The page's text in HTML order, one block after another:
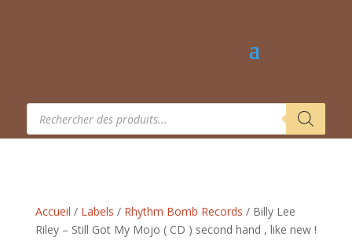
Recherche
produits
Accueil / Labels / Rhythm Bomb Records / Billy Lee
Riley – Still Got My Mojo ( CD ) second hand , like new !